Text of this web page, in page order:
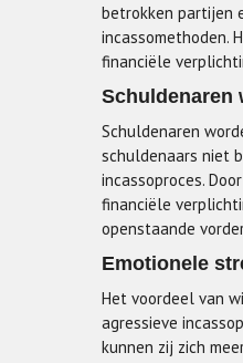
betrokken partijen
incassomethoden.
financiële
Schuldenaren
Schuldenaren
schuldenaars niet
incassoproces.
financiële
openstaande
Emotionele
Het voordeel van
agressieve
kunnen zij zich